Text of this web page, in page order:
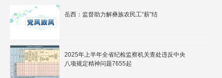
岳西：监督助力解彝族农民工“薪”结
2025年上半年全省纪检监察机关查处违反中央
八项规定精神问题7655起